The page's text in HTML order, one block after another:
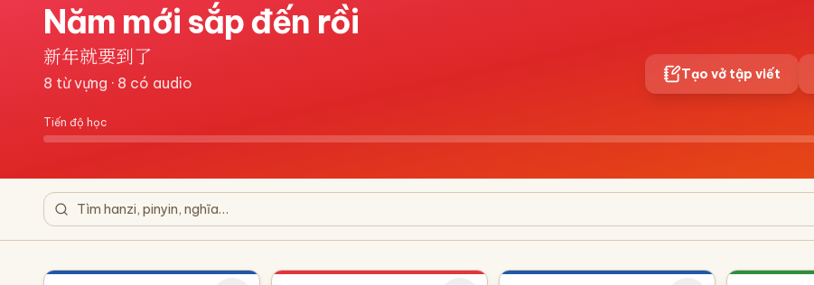
Năm mới sắp đến rồi
新年就要到了
8 từ vựng · 8 có audio Tạo vở tập viết
Tiến độ học